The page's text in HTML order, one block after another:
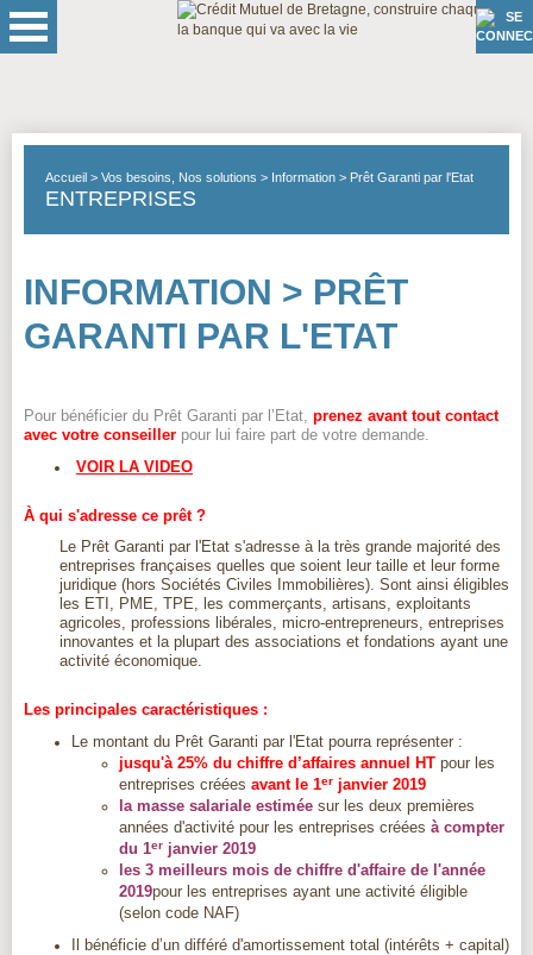
Accueil Vos besoins, Nos solutions Information > Prêt Garanti par l'Etat
ENTREPRISES
INFORMATION > PRÊT
GARANTI PAR L'ETAT
Pour bénéficier du Prêt Garanti par l’Etat, prenez avant tout contact
avec votre conseiller pour lui faire part de votre demande.
VOIR LA VIDEO
À qui s'adresse ce prêt ?
Le Prêt Garanti par l'Etat s'adresse à la très grande majorité des
entreprises françaises quelles que soient leur taille et leur forme
juridique (hors Sociétés Civiles Immobilières). Sont ainsi éligibles
les ETI, PME, TPE, les commerçants, artisans, exploitants
agricoles, professions libérales, micro-entrepreneurs, entreprises
innovantes et la plupart des associations et fondations ayant une
activité économique.
Les principales caractéristiques :
Le montant du Prêt Garanti par l'Etat pourra représenter :
jusqu'à 25% du chiffre d’affaires annuel HT pour les
entreprises créées avant le 1er janvier 2019
la masse salariale estimée sur les deux premières
années d'activité pour les entreprises créées à compter
du 1er janvier 2019
les 3 meilleurs mois de chiffre d'affaire de l'année
2019pour les entreprises ayant une activité éligible
(selon code NAF)
Il bénéficie d’un différé d'amortissement total (intérêts + capital)